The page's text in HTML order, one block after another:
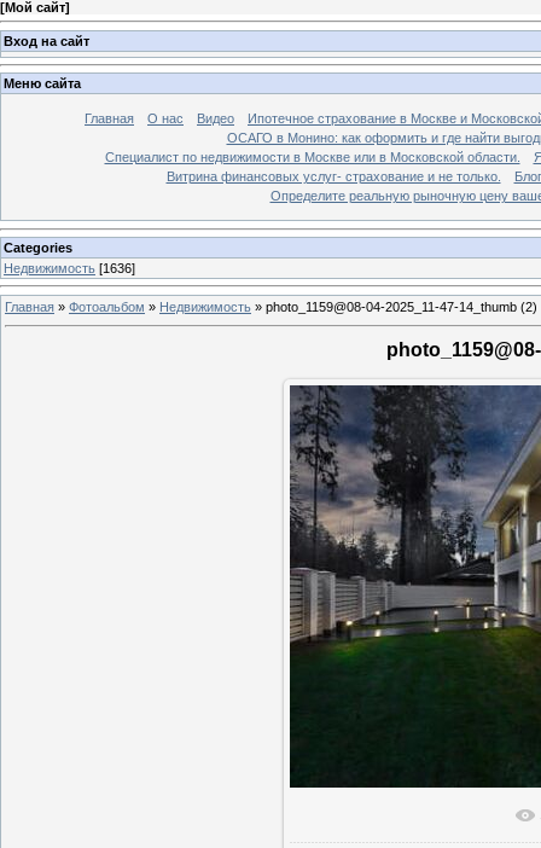
[Мой сайт]
Вход на сайт
Меню сайта
Главная О нас Видео
Ипотечное страхование в Москве и
ОСАГО в Монино: как оформить и где найти
Специалист по недвижимости в Москве или в Московской области.
Витрина финансовых услуг- страхование и не только.
Блог
Определите реальную рыночную цену
Categories
Недвижимость [1636]
Главная » Фотоальбом » Недвижимость » photo_1159@08-04-2025_11-47-14_thumb (2)
В